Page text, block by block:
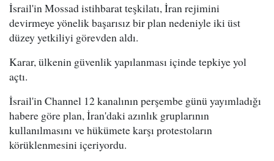
İsrail'in Mossad istihbarat teşkilatı, İran rejimini
devirmeye yönelik başarısız bir plan nedeniyle iki üst
düzey yetkiliyi görevden aldı.
Karar, ülkenin güvenlik yapılanması içinde tepkiye yol
açtı.
İsrail'in Channel 12 kanalının perşembe günü yayımladığı
habere göre plan, İran'daki azınlık gruplarının
kullanılmasını ve hükümete karşı protestoların
körüklenmesini içeriyordu.